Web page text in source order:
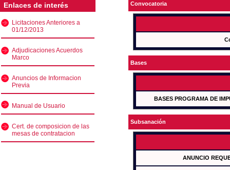
Enlaces de interés
Licitaciones Anteriores a
01/12/2013
Adjudicaciones Acuerdos
Marco
Anuncios de Informacion
Previa
Manual de Usuario
Cert. de composicion de las
mesas de contratacion
Convocatoria
Bases
BASES PROGRAMA DE
Subsanación
ANUNCIO